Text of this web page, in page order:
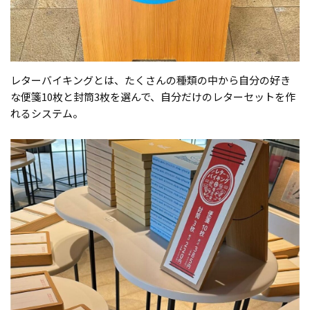
レターバイキングとは、たくさんの種類の中から自分の好き
な便箋10枚と封筒3枚を選んで、自分だけのレターセットを作
れるシステム。